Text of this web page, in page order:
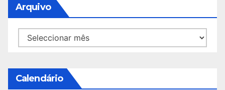
Arquivo
Arquivo
Calendário